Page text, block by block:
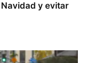
y evitar